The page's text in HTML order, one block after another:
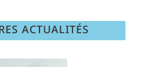
ACTUALITÉS